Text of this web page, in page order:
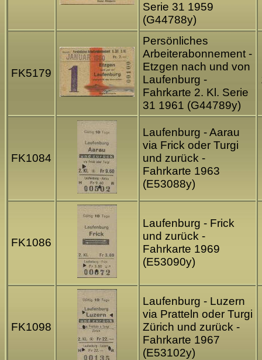
Serie 31 1959
(G44788y)
FK5179
Persönliches
Arbeiterabonnement -
Etzgen nach und von
Laufenburg -
Fahrkarte 2. Kl. Serie
31 1961 (G44789y)
FK1084
Laufenburg - Aarau
via Frick oder Turgi
und zurück -
Fahrkarte 1963
(E53088y)
FK1086
Laufenburg - Frick
und zurück -
Fahrkarte 1969
(E53090y)
FK1098
Laufenburg - Luzern
via Pratteln oder Turgi
Zürich und zurück -
Fahrkarte 1967
(E53102y)